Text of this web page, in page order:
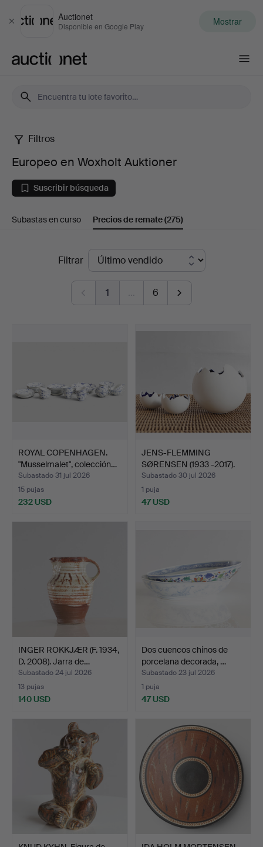
Cerrar
Auctionet
Disponible en Google Play Mostrar
Europeo
en
Woxholt
Auktioner
Filtros
Europeo en Woxholt Auktioner
Suscribir búsqueda
Subastas en curso Precios de remate(275)
Filtrar
1 … 6
ROYAL COPENHAGEN.
"Musselmalet", colección…
Subastado 31 jul 2026
15 pujas
232 USD
JENS-FLEMMING
SØRENSEN (1933 -2017).
'Glob…
Subastado 30 jul 2026
1 puja
47 USD
INGER ROKKJÆR (F. 1934,
D. 2008). Jarra de…
Subastado 24 jul 2026
13 pujas
140 USD
Dos cuencos chinos de
porcelana decorada, …
Subastado 23 jul 2026
1 puja
47 USD